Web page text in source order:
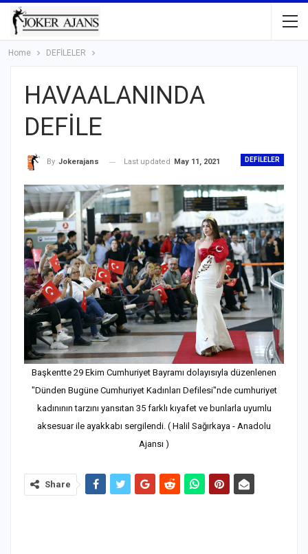
Home DEFİLELER
HAVAALANINDA
DEFİLE
DEFİLELER
By Jokerajans Last updated May 11, 2021
Başkentte 29 Ekim Cumhuriyet Bayramı dolayısıyla düzenlenen
"Dünden Bugüne Cumhuriyet Kadınları Defilesi"nde cumhuriyet
kadınının tarzını yansıtan 35 farklı kıyafet ve bunlarla uyumlu
aksesuar ile ayakkabı sergilendi. ( Halil Sağırkaya - Anadolu
Ajansı )
Share